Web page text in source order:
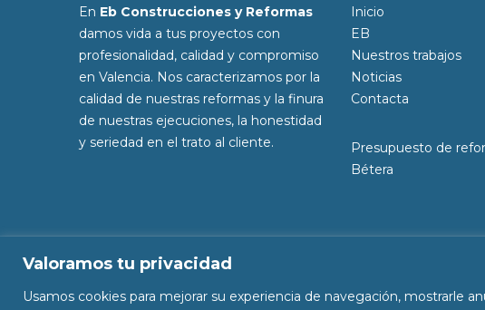
Valoramos tu privacidad
Usamos cookies para mejorar su experiencia de navegación, mostrarle
En Eb Construcciones y Reformas
damos vida a tus proyectos con
profesionalidad, calidad y compromiso
en Valencia. Nos caracterizamos por la
calidad de nuestras reformas y la finura
de nuestras ejecuciones, la honestidad
y seriedad en el trato al cliente.
Inicio
EB
Nuestros trabajos
Noticias
Contacta
Presupuesto de
Bétera
© Copyright 2025Eb Construcciones y Reformas
Diseñado porCitiservi Media